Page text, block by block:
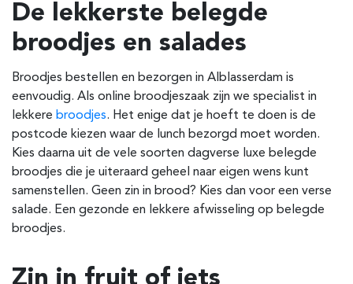
De lekkerste belegde
broodjes en salades
Broodjes bestellen en bezorgen in Alblasserdam is
eenvoudig. Als online broodjeszaak zijn we specialist in
lekkere broodjes. Het enige dat je hoeft te doen is de
postcode kiezen waar de lunch bezorgd moet worden.
Kies daarna uit de vele soorten dagverse luxe belegde
broodjes die je uiteraard geheel naar eigen wens kunt
samenstellen. Geen zin in brood? Kies dan voor een verse
salade. Een gezonde en lekkere afwisseling op belegde
broodjes.
Zin in fruit of iets